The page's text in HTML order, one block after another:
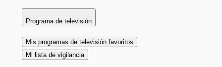
Programa de televisión
Mis programas de televisión favoritos
Mi lista de vigilancia